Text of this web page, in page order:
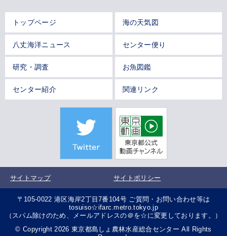
トップページ 海の天気図
八丈海洋ニュース センター便り
研究・調査 お魚図鑑
センター紹介 関連リンク
サイトマップ サイトポリシー
〒105-0022 港区海岸2丁目7番104号 ご質問・お問い合わせ等は
tosuiso☆ifarc.metro.tokyo.jp
（スパム除けのため、メールアドレスの＠を☆に変更しております。）
© Copyright 2026 東京都島しょ農林水産総合センター All Rights